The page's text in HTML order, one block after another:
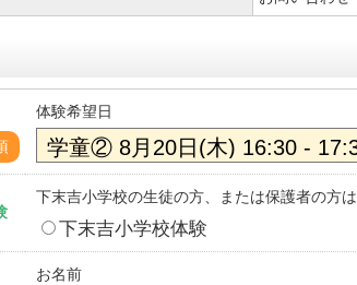
体験希望日
下末吉小学校の生徒の方、または保護者の方
下末吉小学校体験
お名前